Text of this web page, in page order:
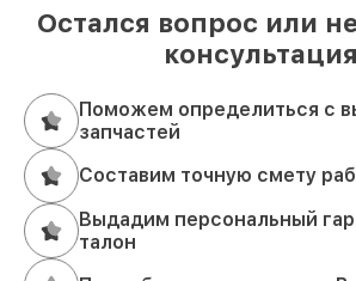
Остался вопрос или
Поможем определиться с
запчастей
Составим точную смету
Выдадим персональный
талон